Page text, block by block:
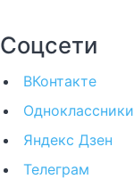
Соцсети
ВКонтакте
Одноклассники
Яндекс Дзен
Телеграм